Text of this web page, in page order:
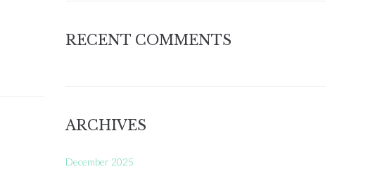
RECENT COMMENTS
ARCHIVES
December 2025